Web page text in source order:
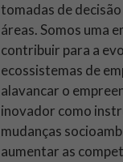
tomadas de
áreas. Somos uma
contribuir para a
ecossistemas de
alavancar o
inovador como
mudanças
aumentar as